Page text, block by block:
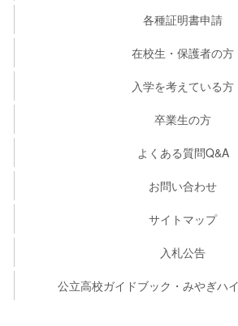
各種証明書申請
在校生・保護者の方
入学を考えている方
卒業生の方
よくある質問Q&A
お問い合わせ
サイトマップ
入札公告
公立高校ガイドブック・みやぎハ